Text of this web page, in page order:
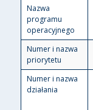
Nazwa
programu
operacyjnego
Numer i nazwa
priorytetu
Numer i nazwa
działania